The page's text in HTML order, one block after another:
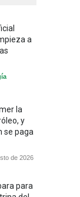
a
la
y
se paga
de 2026
para